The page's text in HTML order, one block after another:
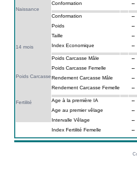
Naissance
14 mois
Poids Carcasse
Fertilité
Conformation
--
Conformation --
Poids
--
Taille
--
Index Economique
--
Poids Carcasse Mâle --
Poids Carcasse Femelle
--
Rendement Carcasse Mâle
--
Rendement Carcasse Femelle
--
Age à la première IA --
Age au premier vêlage
--
Intervalle Vêlage
--
Index Fertilité Femelle
--